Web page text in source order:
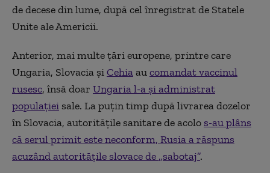
de decese din lume, după cel înregistrat de Statele
Unite ale Americii.
Anterior, mai multe țări europene, printre care
Ungaria, Slovacia șiCehiaaucomandat vaccinul
rusesc, însă doar Ungaria l-a și administrat
populației sale. La puțin timp după livrarea dozelor
în Slovacia, autoritățile sanitare de acolo s-au plâns
că serul primit este neconform, Rusia a răspuns
acuzând autoritățile slovace de „sabotaj”.